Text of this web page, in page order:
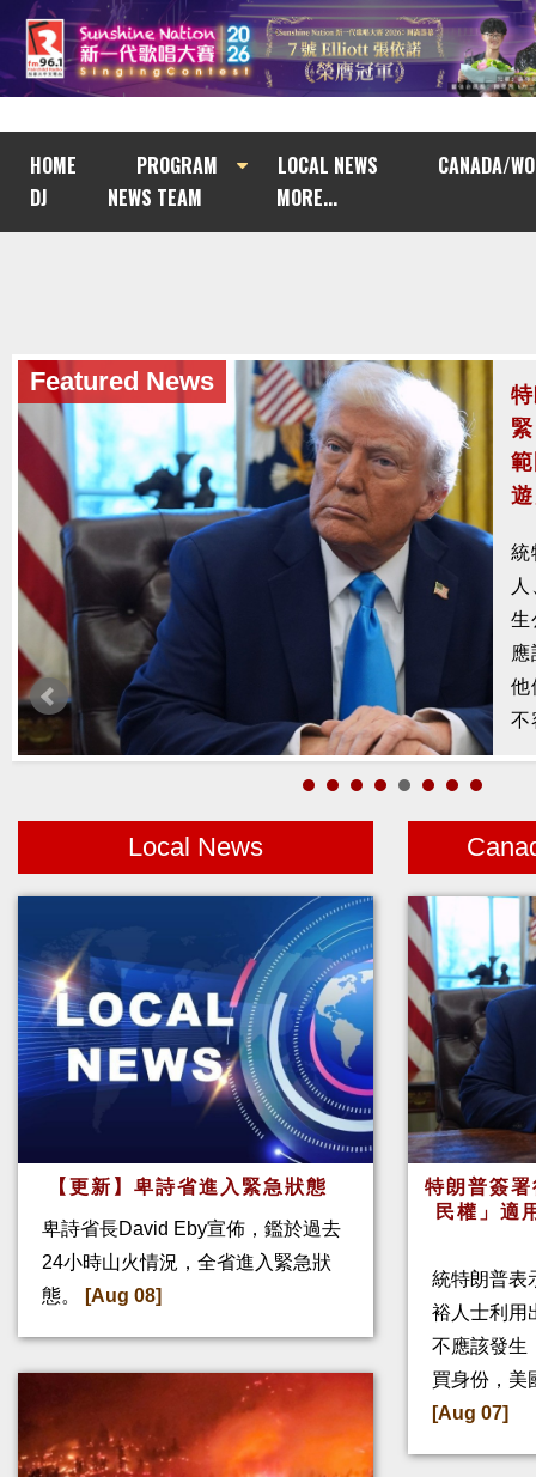
HOME PROGRAM LOCAL NEWS
CANADA/
DJ
NEWS TEAM MORE...
Featured News
槍
示
者
Local News
【更新】卑詩省進入緊急狀態
卑詩省長David Eby宣佈，鑑於過去
24小時山火情況，全省進入緊急狀
態。
[Aug 08]
特朗普簽
民權」適
統特朗普表
裕人士利用
不應該發生
買身份，美
[Aug 07]